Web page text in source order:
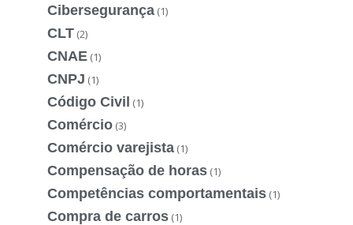
Cibersegurança (1)
CLT (2)
CNAE (1)
CNPJ (1)
Código Civil (1)
Comércio (3)
Comércio varejista (1)
Compensação de horas (1)
Competências comportamentais (1)
Compra de carros (1)